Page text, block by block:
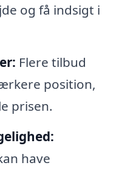
og få indsigt i
Flere tilbud
position,
prisen.
have